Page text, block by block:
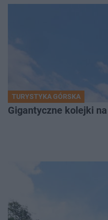
TURYSTYKA GÓRSKA
Gigantyczne kolejki